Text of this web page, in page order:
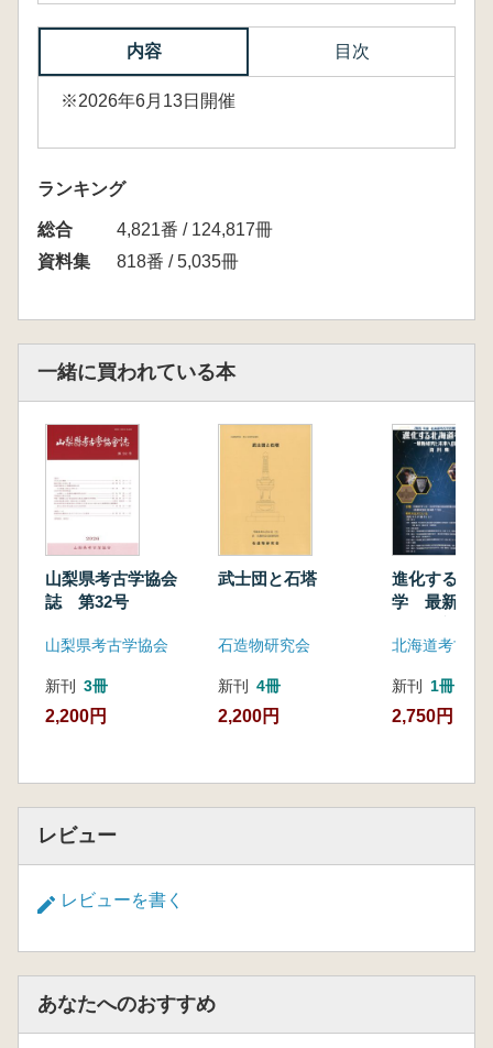
内容 目次
※2026年6月13日開催
ランキング
総合
4,821番 / 124,817冊
資料集
818番 / 5,035冊
一緒に買われている本
山梨県考古学協会
誌 第32号
山梨県考古学協会
新刊 3冊
2,200円
武士団と石塔
石造物研究会
新刊 4冊
2,200円
進化する北
学 最新研究
北海道考古学
新刊 1冊
2,750円
レビュー
レビューを書く
あなたへのおすすめ